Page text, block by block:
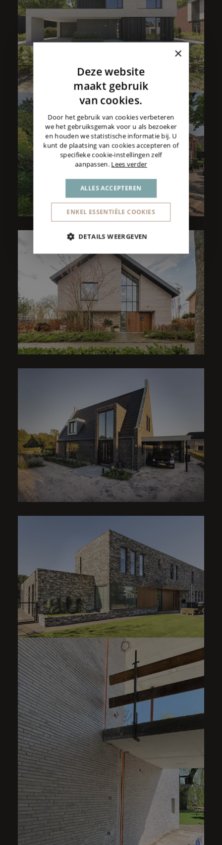
VILLA | FRANKLIN
RIETGEDEKTE VILLA |
FRANKLIN
VILLA | J. ADAMS
WOONHUIS | EDEN
CPO WONINGEN | LUCY
GERMAN
×
Deze website
maakt gebruik
van cookies.
Door het gebruik van cookies verbeteren
we het gebruiksgemak voor u als bezoeker
en houden we statistische informatie bij. U
kunt de plaatsing van cookies accepteren of
specifieke cookie-instellingen zelf
aanpassen. Lees verder
ALLES ACCEPTEREN
ENKEL ESSENTIËLE COOKIES
DETAILS WEERGEVEN